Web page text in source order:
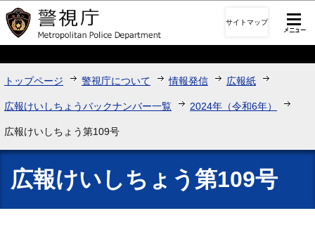
このページの本文へ移動
サイトマップ
トップページ 警視庁について 情報発信 広報紙
広報けいしちょうバックナンバー一覧 2024年（令和6年）
広報けいしちょう第109号
広報けいしちょう第109号